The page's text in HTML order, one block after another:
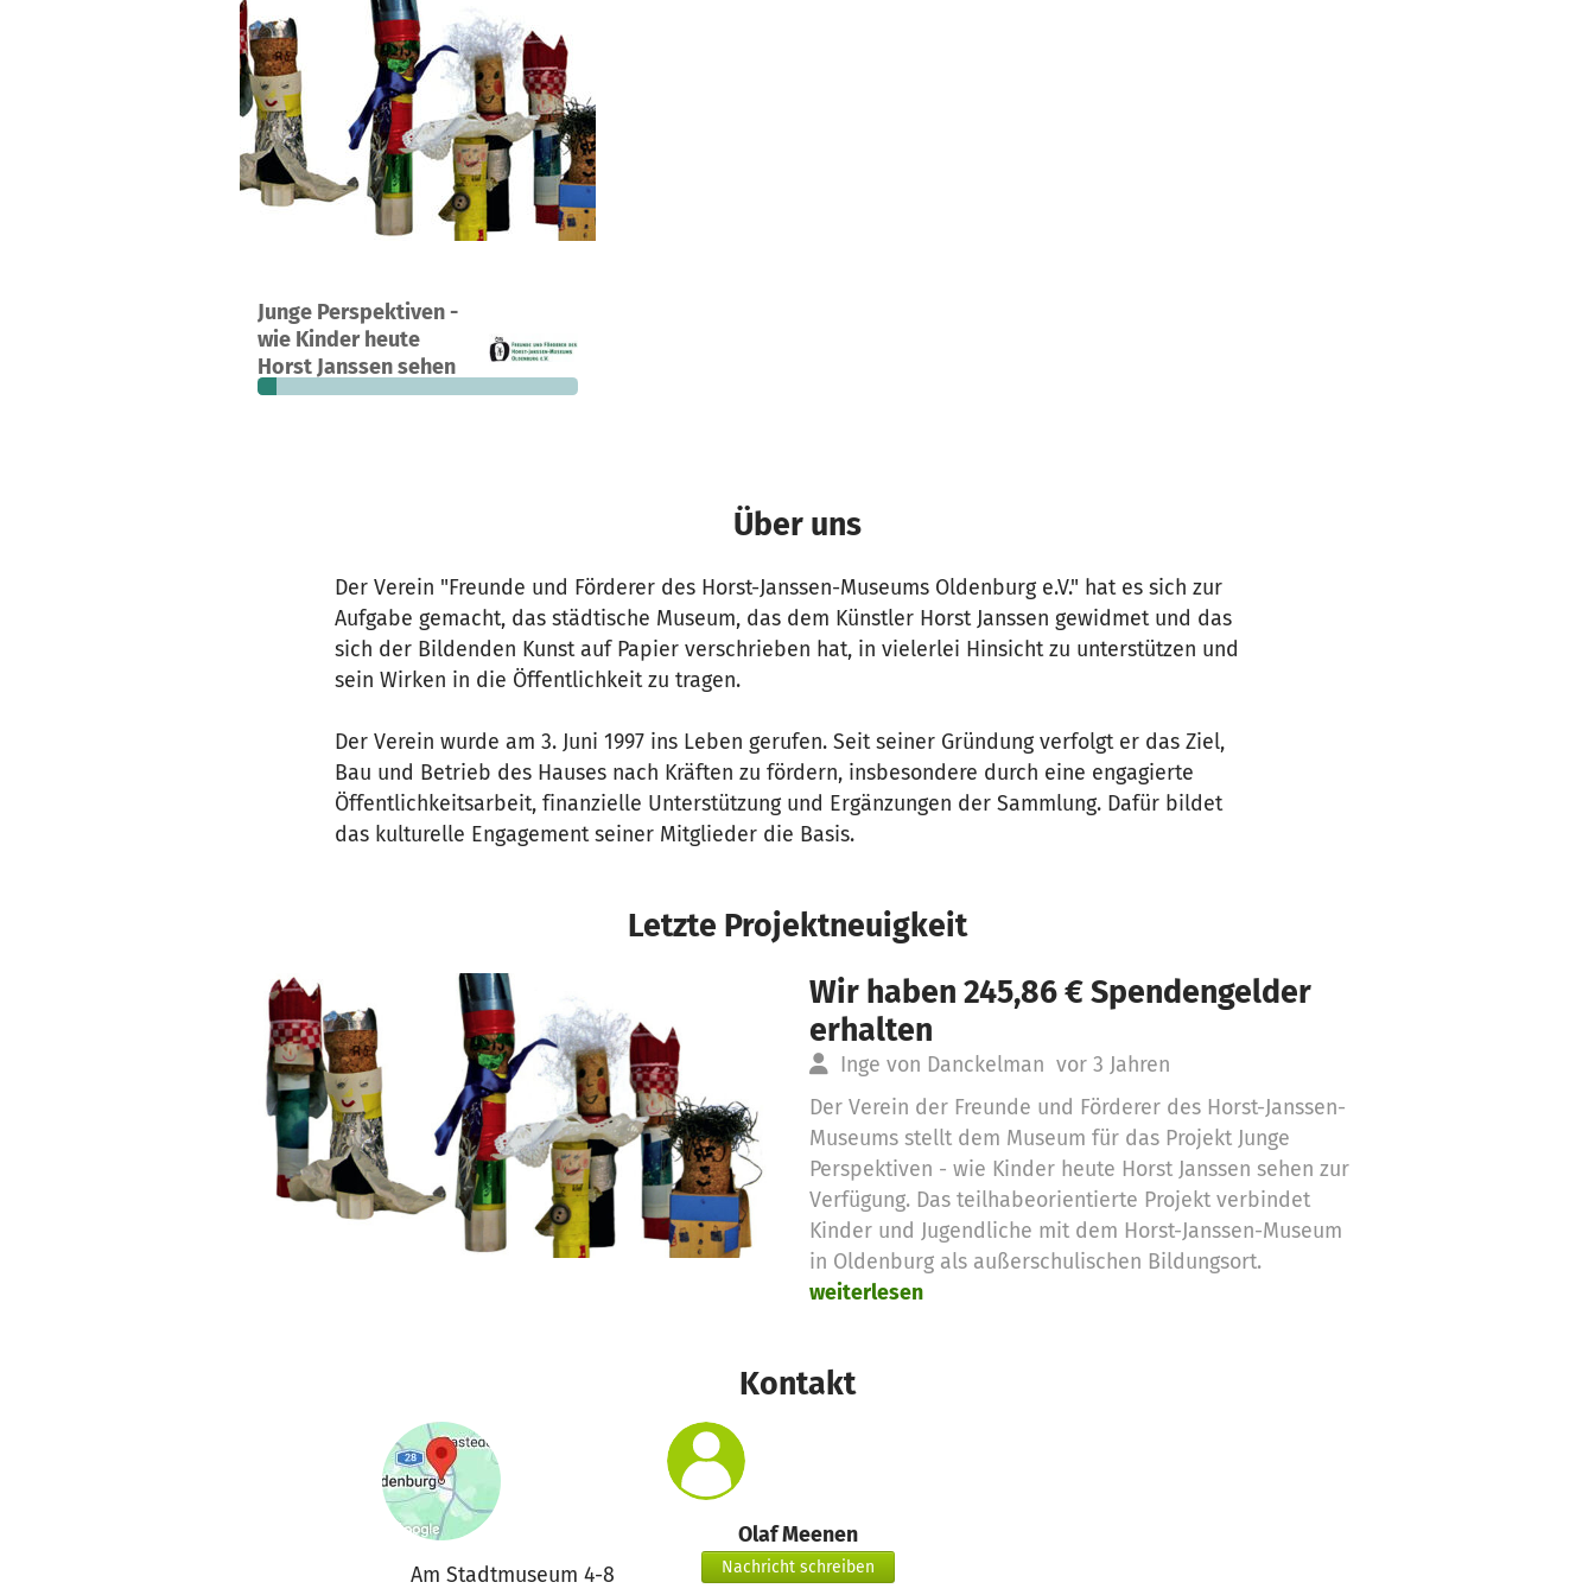
Junge Perspektiven -
wie Kinder heute
Horst Janssen sehen
Ein Projekt in Oldenburg, Deutschland
6
Spenden
6 %
finanziert fehlen noch
Über uns
Der Verein "Freunde und Förderer des Horst-Janssen-Museums Oldenburg e.V." hat es sich zur
Aufgabe gemacht, das städtische Museum, das dem Künstler Horst Janssen gewidmet und das
sich der Bildenden Kunst auf Papier verschrieben hat, in vielerlei Hinsicht zu unterstützen und
sein Wirken in die Öffentlichkeit zu tragen.
Der Verein wurde am 3. Juni 1997 ins Leben gerufen. Seit seiner Gründung verfolgt er das Ziel,
Bau und Betrieb des Hauses nach Kräften zu fördern, insbesondere durch eine engagierte
Öffentlichkeitsarbeit, finanzielle Unterstützung und Ergänzungen der Sammlung. Dafür bildet
das kulturelle Engagement seiner Mitglieder die Basis.
Letzte Projektneuigkeit
Wir haben 245,86 € Spendengelder
erhalten
Inge von Danckelman vor 3 Jahren
Der Verein der Freunde und Förderer des Horst-Janssen-
Museums stellt dem Museum für das Projekt Junge
Perspektiven - wie Kinder heute Horst Janssen sehen zur
Verfügung. Das teilhabeorientierte Projekt verbindet
Kinder und Jugendliche mit dem Horst-Janssen-Museum
in Oldenburg als außerschulischen Bildungsort.
weiterlesen
Kontakt
Am Stadtmuseum 4-8
Olaf Meenen
Nachricht schreiben